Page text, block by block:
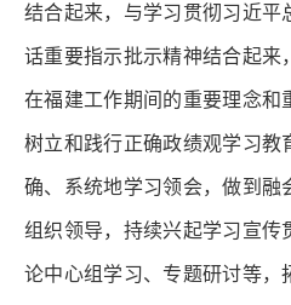
结合起来，与学习贯彻习近平
话重要指示批示精神结合起来
在福建工作期间的重要理念和
树立和践行正确政绩观学习教
确、系统地学习领会，做到融
组织领导，持续兴起学习宣传
论中心组学习、专题研讨等，